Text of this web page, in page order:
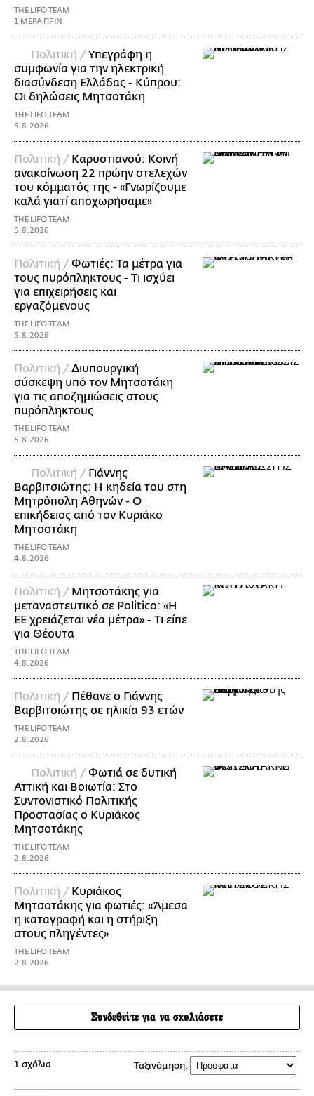
THE LIFO TEAM
1 ΜΕΡΑ ΠΡΙΝ
Πολιτική / Υπεγράφη η
συμφωνία για την ηλεκτρική
διασύνδεση Ελλάδας - Κύπρου:
Οι δηλώσεις Μητσοτάκη
THE LIFO TEAM
5.8.2026
Πολιτική / Καρυστιανού: Κοινή
ανακοίνωση 22 πρώην στελεχών
του κόμματός της - «Γνωρίζουμε
καλά γιατί αποχωρήσαμε»
THE LIFO TEAM
5.8.2026
Πολιτική / Φωτιές: Τα μέτρα για
τους πυρόπληκτους - Τι ισχύει
για επιχειρήσεις και
εργαζόμενους
THE LIFO TEAM
5.8.2026
Πολιτική / Διυπουργική
σύσκεψη υπό τον Μητσοτάκη
για τις αποζημιώσεις στους
πυρόπληκτους
THE LIFO TEAM
5.8.2026
Πολιτική / Γιάννης
Βαρβιτσιώτης: Η κηδεία του στη
Μητρόπολη Αθηνών - Ο
επικήδειος από τον Κυριάκο
Μητσοτάκη
THE LIFO TEAM
4.8.2026
Πολιτική / Μητσοτάκης για
μεταναστευτικό σε Politico: «Η
ΕΕ χρειάζεται νέα μέτρα» - Τι είπε
για Θέουτα
THE LIFO TEAM
4.8.2026
Πολιτική / Πέθανε ο Γιάννης
Βαρβιτσιώτης σε ηλικία 93 ετών
THE LIFO TEAM
2.8.2026
Πολιτική / Φωτιά σε δυτική
Αττική και Βοιωτία: Στο
Συντονιστικό Πολιτικής
Προστασίας ο Κυριάκος
Μητσοτάκης
THE LIFO TEAM
2.8.2026
Πολιτική / Κυριάκος
Μητσοτάκης για φωτιές: «Άμεσα
η καταγραφή και η στήριξη
στους πληγέντες»
THE LIFO TEAM
2.8.2026
Συνδεθείτε για να σχολιάσετε
1 σχόλια Ταξινόμηση: